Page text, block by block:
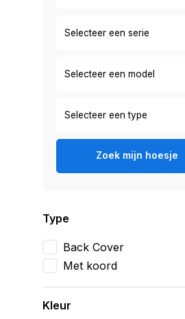
Zoek mijn hoesje
Type
Back Cover
Met koord
Kleur